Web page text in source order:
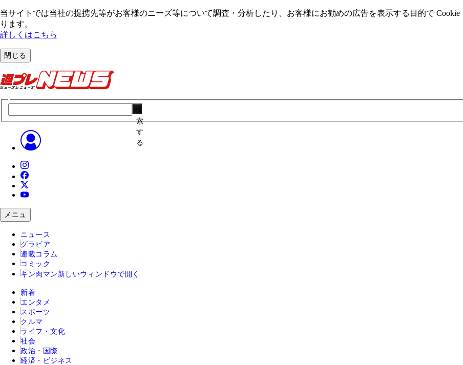
当サイトでは当社の提携先等がお客様のニーズ等について調査・分析したり、お客様にお勧めの広告を表⽰する⽬的で Cookie
ります。
詳しくはこちら
閉じる
索
す
る
メニュ
ニュース
グラビア
連載コラム
コミック
キン肉マン 新しいウィンドウで開く
新着
エンタメ
スポーツ
クルマ
ライフ・文化
社会
政治・国際
経済・ビジネス